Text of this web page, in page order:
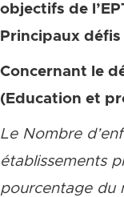
objectifs de
Principaux défis
Concernant le
(Education et
Le Nombre
établissements
pourcentage du